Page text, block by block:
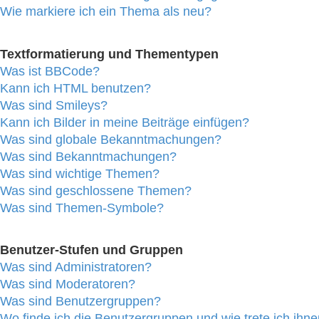
Wie markiere ich ein Thema als neu?
Textformatierung und Thementypen
Was ist BBCode?
Kann ich HTML benutzen?
Was sind Smileys?
Kann ich Bilder in meine Beiträge einfügen?
Was sind globale Bekanntmachungen?
Was sind Bekanntmachungen?
Was sind wichtige Themen?
Was sind geschlossene Themen?
Was sind Themen-Symbole?
Benutzer-Stufen und Gruppen
Was sind Administratoren?
Was sind Moderatoren?
Was sind Benutzergruppen?